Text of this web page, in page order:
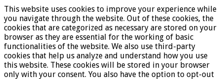
This website uses cookies to improve your experience while
you navigate through the website. Out of these cookies, the
cookies that are categorized as necessary are stored on your
browser as they are essential for the working of basic
functionalities of the website. We also use third-party
cookies that help us analyze and understand how you use
this website. These cookies will be stored in your browser
only with your consent. You also have the option to opt-out